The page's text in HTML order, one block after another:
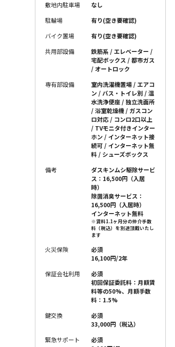
敷地内駐車場
なし
駐輪場
有り(空き要確認)
バイク置場
有り(空き要確認)
共用部設備
鉄筋系 / エレベーター /
宅配ボックス / 都市ガス
/ オートロック
専有部設備
室内洗濯機置場 / エアコ
ン / バス・トイレ別 / 温
水洗浄便座 / 独立洗面所
/ 浴室乾燥機 / ガスコン
ロ対応 / コンロ2口以上
/ TVモニタ付きインター
ホン / インターネット接
続可 / インターネット無
料 / シューズボックス
備考
ダスキンムシ駆除サービ
ス：16,500円（入居
時）
除菌消臭サービス：
16,500円（入居時）
インターネット無料
※賃料1.1ヶ月分の仲介手数
料（税込）を別途頂戴いたし
ます
火災保険
必須
16,100円/2年
保証会社利用
必須
初回保証委託料：月額賃
料等の50%、月額手数
料：1.5%
鍵交換
必須
33,000円（税込）
緊急サポート
必須